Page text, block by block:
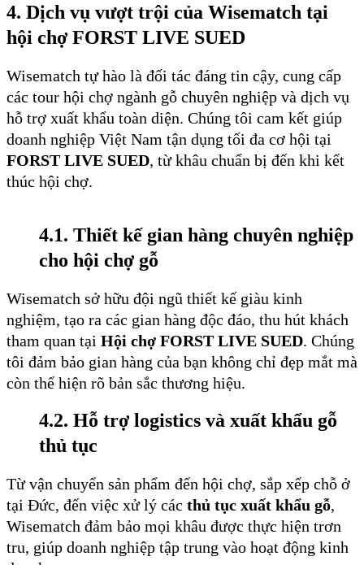
4. Dịch vụ vượt trội của Wisematch tại
hội chợ FORST LIVE SUED
Wisematch tự hào là đối tác đáng tin cậy, cung cấp
các tour hội chợ ngành gỗ chuyên nghiệp và dịch vụ
hỗ trợ xuất khẩu toàn diện. Chúng tôi cam kết giúp
doanh nghiệp Việt Nam tận dụng tối đa cơ hội tại
FORST LIVE SUED, từ khâu chuẩn bị đến khi kết
thúc hội chợ.
4.1. Thiết kế gian hàng chuyên nghiệp
cho hội chợ gỗ
Wisematch sở hữu đội ngũ thiết kế giàu kinh
nghiệm, tạo ra các gian hàng độc đáo, thu hút khách
tham quan tại Hội chợ FORST LIVE SUED. Chúng
tôi đảm bảo gian hàng của bạn không chỉ đẹp mắt mà
còn thể hiện rõ bản sắc thương hiệu.
4.2. Hỗ trợ logistics và xuất khẩu gỗ
thủ tục
Từ vận chuyển sản phẩm đến hội chợ, sắp xếp chỗ ở
tại Đức, đến việc xử lý các thủ tục xuất khẩu gỗ,
Wisematch đảm bảo mọi khâu được thực hiện trơn
tru, giúp doanh nghiệp tập trung vào hoạt động kinh